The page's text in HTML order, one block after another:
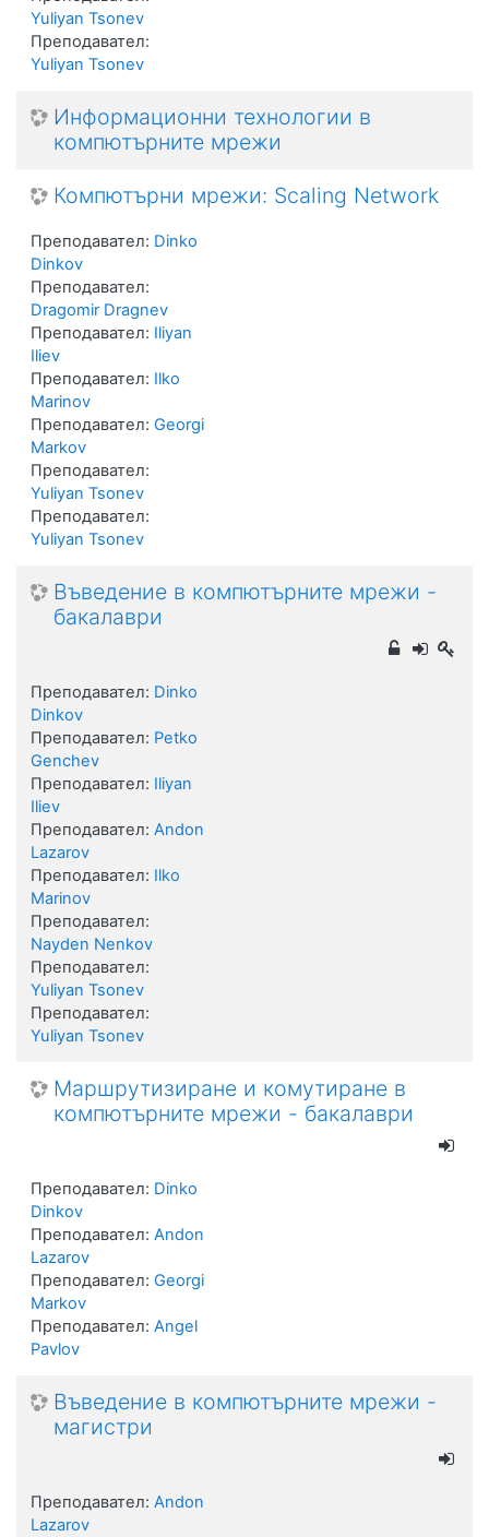
Yuliyan Tsonev
Преподавател:
Yuliyan Tsonev
Информационни технологии в
компютърните мрежи
Компютърни мрежи: Scaling Network
Преподавател: Dinko
Dinkov
Преподавател:
Dragomir Dragnev
Преподавател: Iliyan
Iliev
Преподавател: Ilko
Marinov
Преподавател: Georgi
Markov
Преподавател:
Yuliyan Tsonev
Преподавател:
Yuliyan Tsonev
Въведение в компютърните мрежи -
бакалаври
Преподавател: Dinko
Dinkov
Преподавател: Petko
Genchev
Преподавател: Iliyan
Iliev
Преподавател: Andon
Lazarov
Преподавател: Ilko
Marinov
Преподавател:
Nayden Nenkov
Преподавател:
Yuliyan Tsonev
Преподавател:
Yuliyan Tsonev
Маршрутизиране и комутиране в
компютърните мрежи - бакалаври
Преподавател: Dinko
Dinkov
Преподавател: Andon
Lazarov
Преподавател: Georgi
Markov
Преподавател: Angel
Pavlov
Въведение в компютърните мрежи -
магистри
Преподавател: Andon
Lazarov